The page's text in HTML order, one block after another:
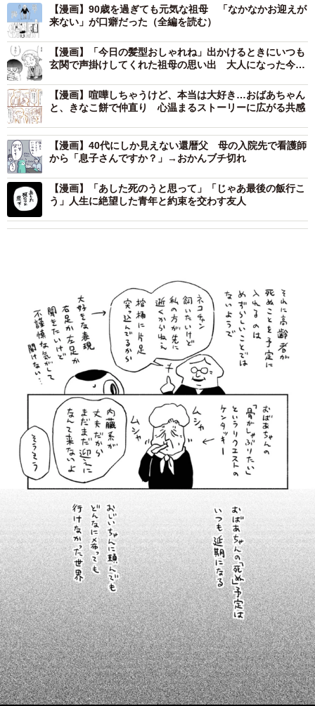
【漫画】90歳を過ぎても元気な祖母 「なかなかお迎えが
来ない」が口癖だった（全編を読む）
【漫画】「今日の髪型おしゃれね」出かけるときにいつも
玄関で声掛けしてくれた祖母の思い出 大人になった今だ
【漫画】喧嘩しちゃうけど、本当は大好き…おばあちゃん
と、きなこ餅で仲直り 心温まるストーリーに広がる共感
【漫画】40代にしか見えない還暦父 母の入院先で看護師
から「息子さんですか？」→おかんブチ切れ
【漫画】「あした死のうと思って」「じゃあ最後の飯行こ
う」人生に絶望した青年と約束を交わす友人